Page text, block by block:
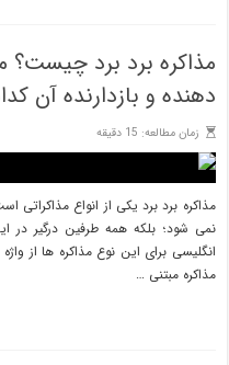
مذاکره برد برد
دهنده و بازدارنده آن
زمان مطالعه: 15 دقیقه
مذاکره برد برد یکی از انواع مذاکراتی
نمی شود؛ بلکه همه طرفین درگیر در
مذاکره مبتنی …